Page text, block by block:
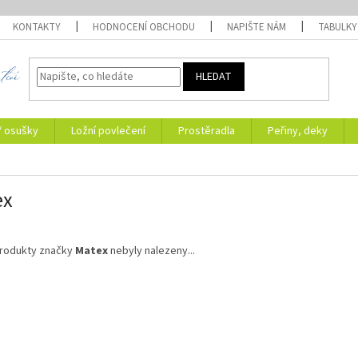
KONTAKTY HODNOCENÍ OBCHODU NAPIŠTE NÁM TABULKY
HLEDAT
osušky Ložní povlečení Prostěradla Peřiny, deky
značky Matexnebyly nalezeny...